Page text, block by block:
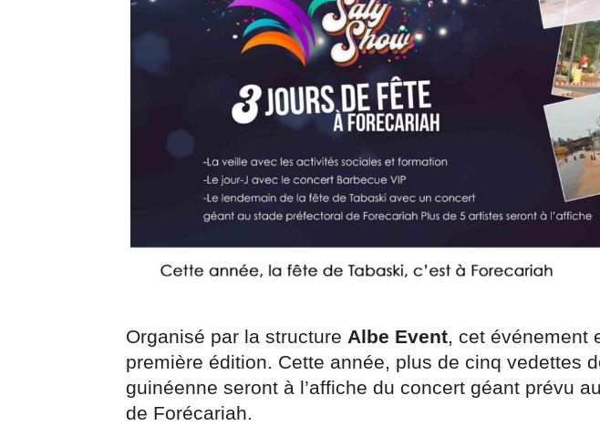
Organisé par la structure Albe Event, cet événement
première édition. Cette année, plus de cinq vedettes
guinéenne seront à l’affiche du concert géant prévu
de Forécariah.